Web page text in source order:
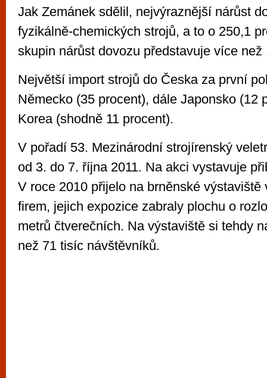
Jak Zemánek sdělil, nejvýraznější nárůst
fyzikálně-chemických strojů, a to o 250,1
skupin nárůst dovozu představuje více než
Největší import strojů do Česka za první
Německo (35 procent), dále Japonsko (12
Korea (shodně 11 procent).
V pořadí 53. Mezinárodní strojírenský
od 3. do 7. října 2011. Na akci vystavuje
V roce 2010 přijelo na brněnské výstaviště
firem, jejich expozice zabraly plochu o
metrů čtverečních. Na výstaviště si tehdy
než 71 tisíc návštěvníků.